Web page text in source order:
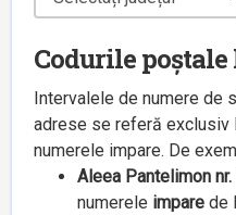
Codurile
Intervalele de numere de
adrese se referă exclusiv
numerele impare. De
Aleea Pantelimon
numerele impare de